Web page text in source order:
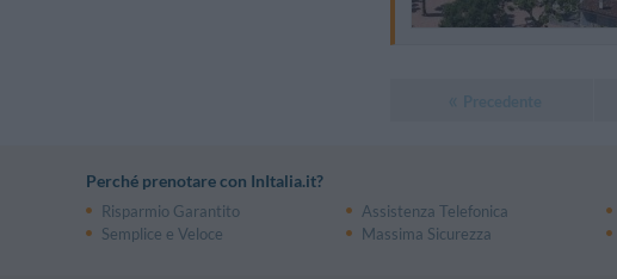
Perché prenotare con InItalia.it?
Risparmio Garantito Assistenza Telefonica
Semplice e Veloce
Massima Sicurezza